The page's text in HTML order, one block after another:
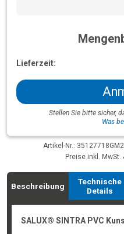
Lieferzeit:
Stellen Sie bitte sicher,
Was
Artikel-Nr.:
Preise inkl. MwSt.
Beschreibung
Technische
Details
SALUX® SINTRA PVC